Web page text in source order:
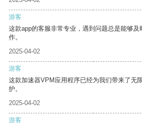
游客
这款app的客服非常专业，遇到问题总是能够
作。
2025-04-02
游客
这款加速器VPM应用程序已经为我们带来了无
护。
2025-04-02
游客